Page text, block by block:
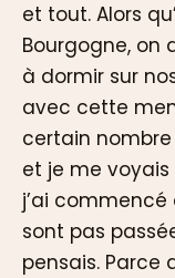
et tout. Alors
Bourgogne, on
à dormir sur
avec cette
certain
et je me voyais
j’ai
sont pas
pensais. Parce